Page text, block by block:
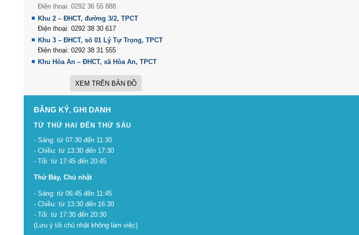
Điện thoại: 0292 36 55 888
Khu 2 – ĐHCT, đường 3/2, TPCT
Điện thoại: 0292 38 30 617
Khu 3 – ĐHCT, số 01 Lý Tự Trọng, TPCT
Điện thoại: 0292 38 31 555
Khu Hòa An – ĐHCT, xã Hòa An, TPCT
XEM TRÊN BẢN ĐỒ
ĐĂNG KÝ, GHI DANH
TỪ THỨ HAI ĐẾN THỨ SÁU
- Sáng: từ 07:30 đến 11:30
- Chiều: từ 13:30 đến 17:30
- Tối: từ 17:45 đến 20:45
Thứ Bảy, Chủ nhật
- Sáng: từ 06:45 đến 11:45
- Chiều: từ 13:30 đến 16:30
- Tối: từ 17:30 đến 20:30
(Lưu ý tối chủ nhật không làm việc)